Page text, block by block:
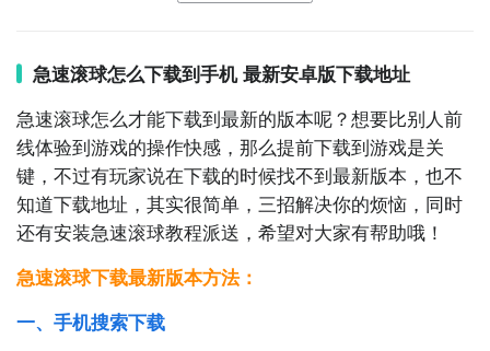
最直接的方法就是到九游APP进行下载，九游APP提供
海量的精品游戏下载，
在九游客户端搜索栏中输入急速滚球大比拼进行搜索，
点击进入到游戏专区中，如图所示：如图所示，这样你
就不用四处寻求游戏下载包，简简单单的两步你就可以
安装了，同时​还有大量的安卓手机游戏攻略。
九游APP下载
急速滚球怎么下载到手机 最新安卓版下载地址
急速滚球怎么才能下载到最新的版本呢？想要比别人前
线体验到游戏的操作快感，那么提前下载到游戏是关
键，不过有玩家说在下载的时候找不到最新版本，也不
知道下载地址，其实很简单，三招解决你的烦恼，同时
还有安装急速滚球教程派送，希望对大家有帮助哦！
急速滚球下载最新版本方法：
一、手机搜索下载